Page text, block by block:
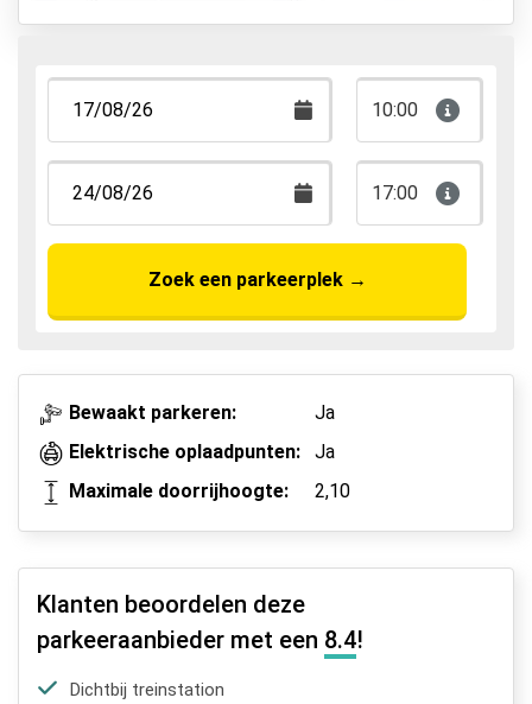
10:00
17:00
Zoek een parkeerplek→
Bewaakt parkeren:
Ja
Elektrische oplaadpunten:
Ja
Maximale doorrijhoogte:
2,10
Klanten beoordelen deze
parkeeraanbieder met een 8.4!
Dichtbij treinstation